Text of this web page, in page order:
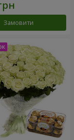
Замовити